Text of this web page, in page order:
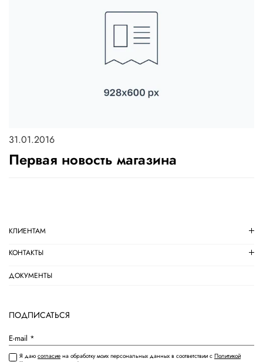
31.01.2016
Первая новость магазина
КЛИЕНТАМ
КОНТАКТЫ
ДОКУМЕНТЫ
ПОДПИСАТЬСЯ
Я даю согласие на обработку моих персональных данных в соответствии с Политикой